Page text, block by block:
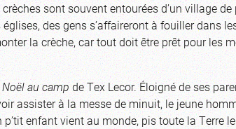
sont souvent entourées d’un village de
des gens s’affaireront à fouiller dans
la crèche, car tout doit être prêt pour les
Noël au campde Tex Lecor. Éloigné de ses
assister à la messe de minuit, le jeune
enfant vient au monde, pis toute la Terre